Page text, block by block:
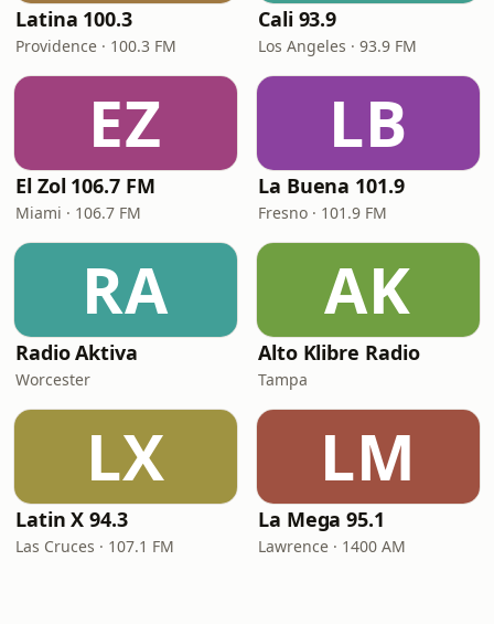
Latina 100.3
Providence · 100.3 FM
Cali 93.9
Los Angeles · 93.9 FM
EZ
El Zol 106.7 FM
Miami · 106.7 FM
LB
La Buena 101.9
Fresno · 101.9 FM
RA
Radio Aktiva
Worcester
AK
Alto Klibre Radio
Tampa
LX
Latin X 94.3
Las Cruces · 107.1 FM
LM
La Mega 95.1
Lawrence · 1400 AM